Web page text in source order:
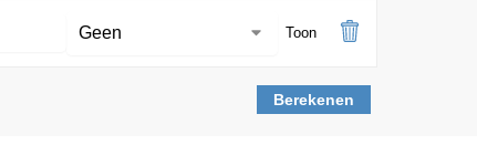
Toon
Berekenen